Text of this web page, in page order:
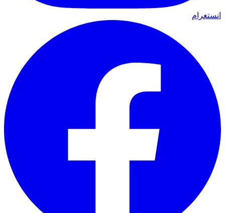
انستغرام